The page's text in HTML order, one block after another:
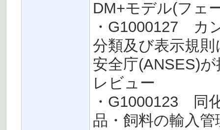
DM+モデル(フェ
・G1000127 カ
分類及び表示規
安全庁(ANSES)
レビュー
・G1000123 同
品・飼料の輸入